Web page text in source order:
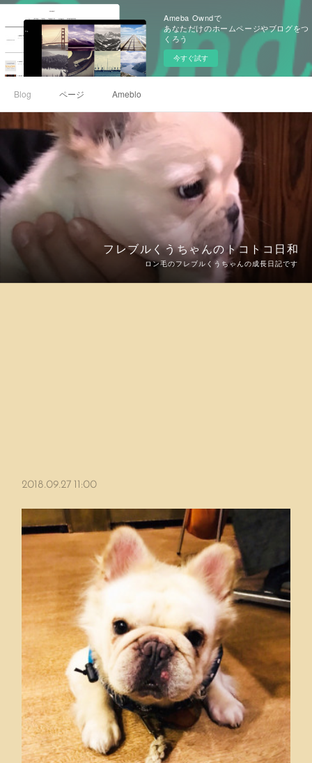
Ameba Owndで
あなただけのホームページやブログをつ
くろう
今すぐ試す
Blog ページ Ameblo
フレブルくうちゃんのトコトコ日和
ロン毛のフレブルくうちゃんの成長日記です
2018.09.27 11:00